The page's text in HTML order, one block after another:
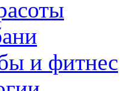
и фитнес